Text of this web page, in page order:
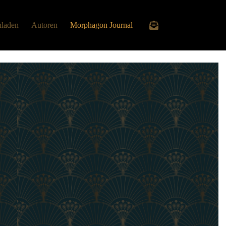
Autoren Morphagon Journal Warenkorb